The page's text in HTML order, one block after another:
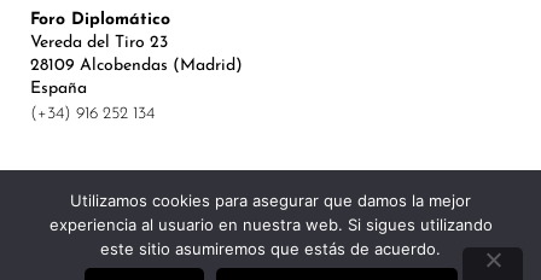
Foro Diplomático
Vereda del Tiro 23
28109 Alcobendas (Madrid)
España
(+34) 916 252 134
©Royal Lis Spain 2024
Utilizamos cookies para asegurar que damos la mejor
experiencia al usuario en nuestra web. Si sigues utilizando
este sitio asumiremos que estás de acuerdo.